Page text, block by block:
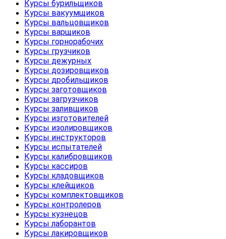
Курсы бурильщиков
Курсы вакуумщиков
Курсы вальцовщиков
Курсы варщиков
Курсы горнорабочих
Курсы грузчиков
Курсы дежурных
Курсы дозировщиков
Курсы дробильщиков
Курсы заготовщиков
Курсы загрузчиков
Курсы заливщиков
Курсы изготовителей
Курсы изолировщиков
Курсы инструкторов
Курсы испытателей
Курсы калибровщиков
Курсы кассиров
Курсы кладовщиков
Курсы клейщиков
Курсы комплектовщиков
Курсы контролеров
Курсы кузнецов
Курсы лаборантов
Курсы лакировщиков